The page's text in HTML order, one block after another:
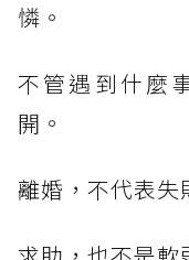
憐。
不管遇到什麼
開。
離婚，不代表失